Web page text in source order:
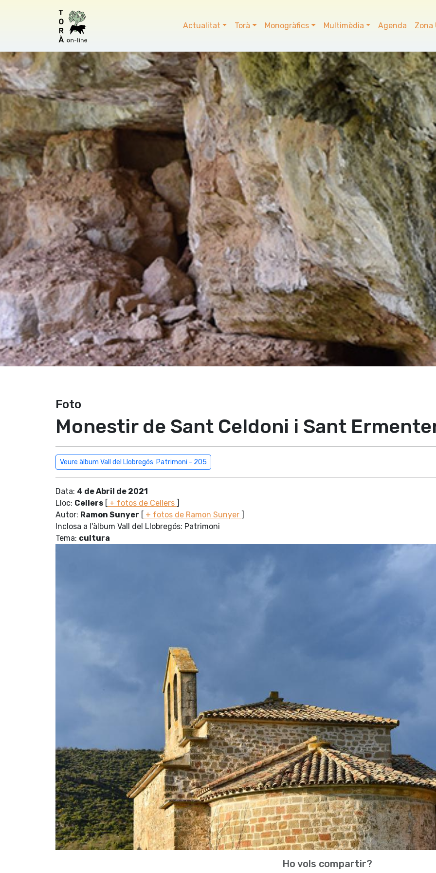
Actualitat Torà Monogràfics Multimèdia Agenda Zona
Foto
Monestir de Sant Celdoni i Sant
Veure àlbum Vall del Llobregós: Patrimoni - 205
Data: 4 de Abril de 2021
Lloc: Cellers [ + fotos de Cellers ]
Autor: Ramon Sunyer [ + fotos de Ramon Sunyer ]
Inclosa a l'àlbum Vall del Llobregós: Patrimoni
Tema: cultura
Ho vols compartir?